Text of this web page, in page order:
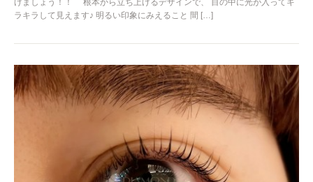
げましょう！！ 根本から立ち上げるデザインで、 目の中に光が入ってキ
ラキラして見えます♪ 明るい印象にみえること 間 […]